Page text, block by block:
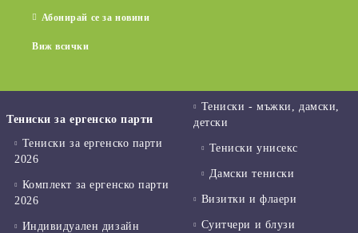
Абонирай се за новини
Виж всички
Тениски за ергенско парти
Тениски за ергенско парти
2026
Комплект за ергенско парти
2026
Индивидуален дизайн
Тениски - мъжки, дамски,
детски
Тениски унисекс
Дамски тениски
Визитки и флаери
Суитчери и блузи